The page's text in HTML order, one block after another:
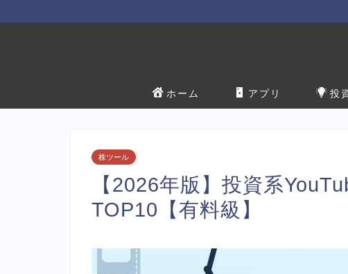
ホーム アプリ 投
株ツール
【2026年版】投資系
TOP10【有料級】